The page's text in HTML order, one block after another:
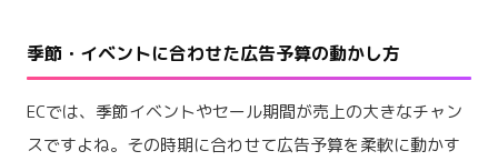
季節・イベントに合わせた広告予算の動かし方
ECでは、季節イベントやセール期間が売上の大きなチャン
スですよね。その時期に合わせて広告予算を柔軟に動かす